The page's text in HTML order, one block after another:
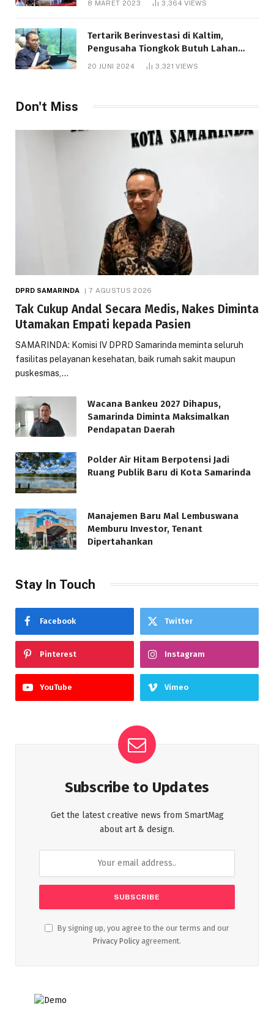
8 MARET 2023 3,364VIEWS
Tertarik Berinvestasi di Kaltim,
Pengusaha Tiongkok Butuh Lahan
1.000 Hektare
20 JUNI 2024 3,321VIEWS
Don't Miss
DPRD SAMARINDA 7 AGUSTUS 2026
Tak Cukup Andal Secara Medis, Nakes Diminta
Utamakan Empati kepada Pasien
SAMARINDA: Komisi IV DPRD Samarinda meminta seluruh
fasilitas pelayanan kesehatan, baik rumah sakit maupun
puskesmas,…
Wacana Bankeu 2027 Dihapus,
Samarinda Diminta Maksimalkan
Pendapatan Daerah
Polder Air Hitam Berpotensi Jadi
Ruang Publik Baru di Kota Samarinda
Manajemen Baru Mal Lembuswana
Memburu Investor, Tenant
Dipertahankan
Stay In Touch
Facebook Twitter
Pinterest Instagram
YouTube Vimeo
Subscribe to Updates
Get the latest creative news from SmartMag
about art & design.
By signing up, you agree to the our terms and our
Privacy Policy agreement.